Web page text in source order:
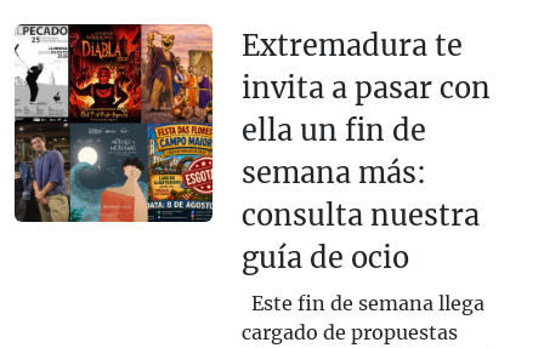
Extremadura te
invita a pasar con
ella un fin de
semana más:
consulta nuestra
guía de ocio
Este fin de semana llega
cargado de propuestas